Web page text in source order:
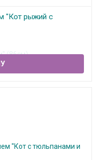
"Кот рыжий с